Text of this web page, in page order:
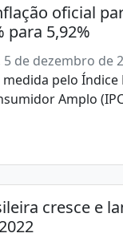
oficial
para 5,92%
de dezembro de
pelo Índice
Amplo
cresce e